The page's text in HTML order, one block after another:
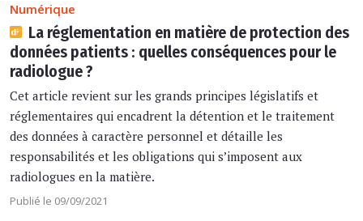
Numérique
La réglementation en matière de protection des
données patients : quelles conséquences pour le
radiologue ?
Cet article revient sur les grands principes législatifs et
réglementaires qui encadrent la détention et le traitement
des données à caractère personnel et détaille les
responsabilités et les obligations qui s’imposent aux
radiologues en la matière.
Publié le 09/09/2021